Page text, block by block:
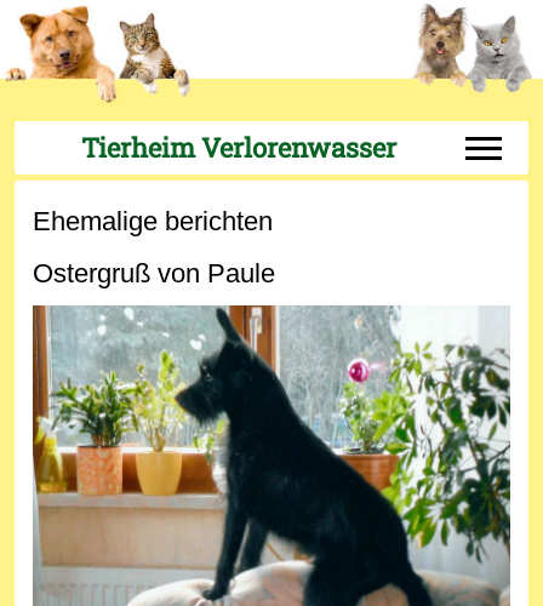
Tierheim Verlorenwasser Off-
Ehemalige berichten
Ostergruß von Paule